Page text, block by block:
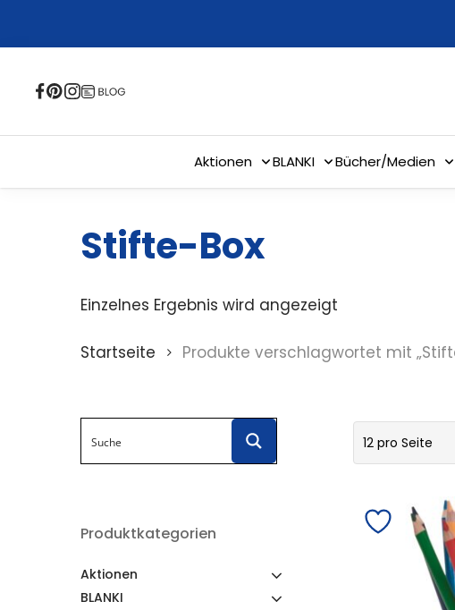
content
Aktionen BLANKI Bücher/Medien
Stifte-Box
Einzelnes Ergebnis wird angezeigt
Startseite Produkte verschlagwortet mit
Produktkategorien
Aktionen
BLANKI
12 pro Seite